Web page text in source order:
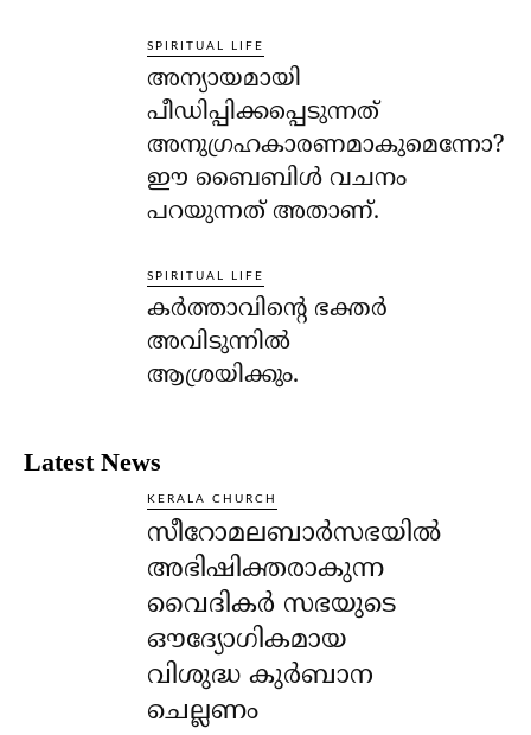
SPIRITUAL LIFE
അന്യായമായി
പീഡിപ്പിക്കപ്പെടുന്നത്
അനുഗ്രഹകാരണമാകുമെന്നോ?
ഈ ബൈബിള്‍ വചനം
പറയുന്നത് അതാണ്.
SPIRITUAL LIFE
കര്‍ത്താവിന്റെ ഭക്തര്‍
അവിടുന്നില്‍
ആശ്രയിക്കും.
Latest News
KERALA CHURCH
സീറോമലബാർസഭയിൽ
അഭിഷിക്തരാകുന്ന
വൈദികർ സഭയുടെ
ഔദ്യോഗികമായ
വിശുദ്ധ കുർബാന
ചെല്ലണം